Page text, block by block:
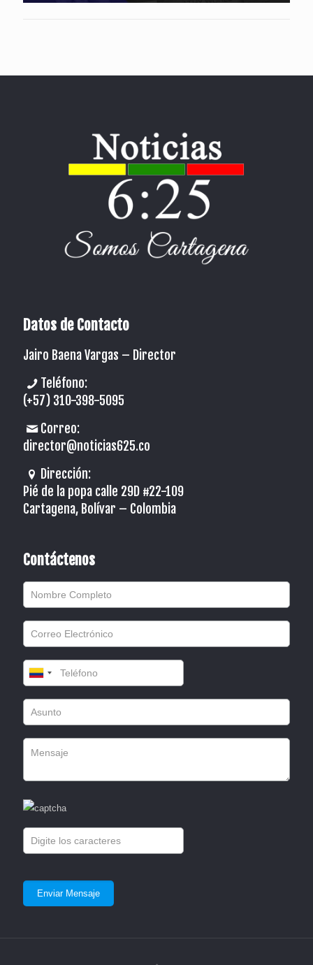
Datos de Contacto
Jairo Baena Vargas – Director
Teléfono:
(+57) 310-398-5095
Correo:
director@noticias625.co
Dirección:
Pié de la popa calle 29D #22-109
Cartagena, Bolívar – Colombia
Contáctenos